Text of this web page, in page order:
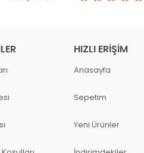
HIZLI ERIŞIM
Anasayfa
Sepetim
Yeni Ürünler